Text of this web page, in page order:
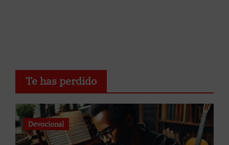
Te has perdido
Devocional